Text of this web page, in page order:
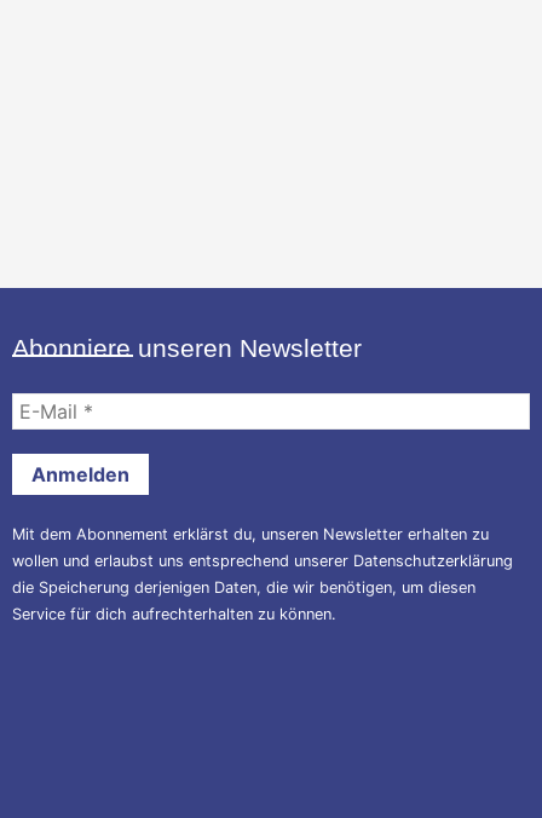
Abonniere unseren Newsletter
Mail
Mit dem Abonnement erklärst du, unseren Newsletter erhalten zu
wollen und erlaubst uns entsprechend unserer Datenschutzerklärung
die Speicherung derjenigen Daten, die wir benötigen, um diesen
Service für dich aufrechterhalten zu können.